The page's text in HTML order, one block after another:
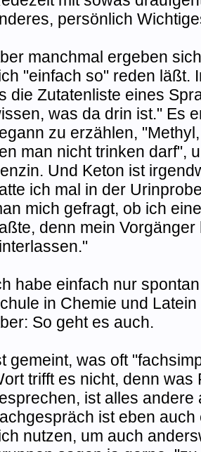
persönlich
manchmal ergeben
"einfach so" reden läßt.
die Zutatenliste eines
was da drin ist." Es
zu erzählen,
man nicht trinken darf",
Und Keton ist
ich mal in der
mich gefragt, ob ich
denn mein
habe einfach nur
in Chemie und
So geht es auch.
gemeint, was oft
trifft es nicht, denn
ist alles andere
ist eben
nutzen, um auch